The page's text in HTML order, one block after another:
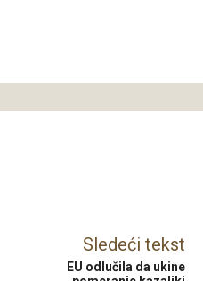
Sledeći tekst
EU odlučila da ukine